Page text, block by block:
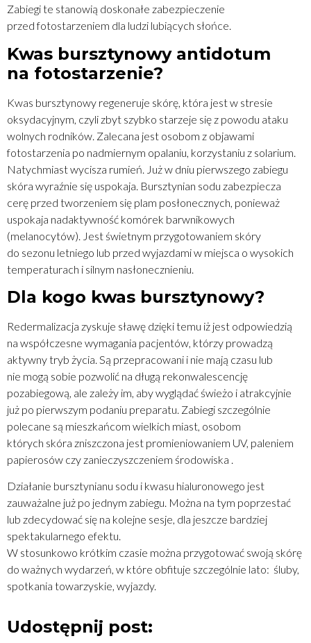
Zabiegi te stanowią doskonałe zabezpieczenie
przed fotostarzeniem dla ludzi lubiących słońce.
Kwas bursztynowy antidotum
na fotostarzenie?
Kwas bursztynowy regeneruje skórę, która jest w stresie
oksydacyjnym, czyli zbyt szybko starzeje się z powodu ataku
wolnych rodników. Zalecana jest osobom z objawami
fotostarzenia po nadmiernym opalaniu, korzystaniu z solarium.
Natychmiast wycisza rumień. Już w dniu pierwszego zabiegu
skóra wyraźnie się uspokaja. Bursztynian sodu zabezpiecza
cerę przed tworzeniem się plam posłonecznych, ponieważ
uspokaja nadaktywność komórek barwnikowych
(melanocytów). Jest świetnym przygotowaniem skóry
do sezonu letniego lub przed wyjazdami w miejsca o wysokich
temperaturach i silnym nasłonecznieniu.
Dla kogo kwas bursztynowy?
Redermalizacja zyskuje sławę dzięki temu iż jest odpowiedzią
na współczesne wymagania pacjentów, którzy prowadzą
aktywny tryb życia. Są przepracowani i nie mają czasu lub
nie mogą sobie pozwolić na długą rekonwalescencję
pozabiegową, ale zależy im, aby wyglądać świeżo i atrakcyjnie
już po pierwszym podaniu preparatu. Zabiegi szczególnie
polecane są mieszkańcom wielkich miast, osobom
których skóra zniszczona jest promieniowaniem UV, paleniem
papierosów czy zanieczyszczeniem środowiska .
Działanie bursztynianu sodu i kwasu hialuronowego jest
zauważalne już po jednym zabiegu. Można na tym poprzestać
lub zdecydować się na kolejne sesje, dla jeszcze bardziej
spektakularnego efektu.
W stosunkowo krótkim czasie można przygotować swoją skórę
do ważnych wydarzeń, w które obfituje szczególnie lato: śluby,
spotkania towarzyskie, wyjazdy.
Udostępnij post: